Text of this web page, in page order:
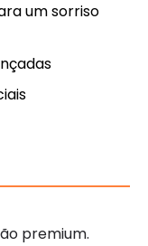
um sorriso
premium.